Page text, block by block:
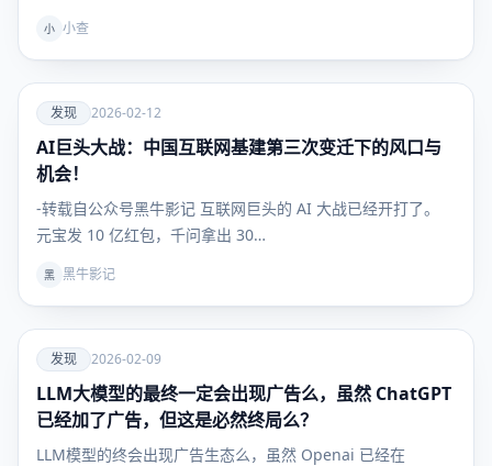
小 小查
爱
发现
发现 2026-02-12
AI巨头大战：中国互联网基建第三次变迁下的风口与
机会！
-转载自公众号黑牛影记 互联网巨头的 AI 大战已经开打了。
元宝发 10 亿红包，千问拿出 30…
黑 黑牛影记
爱
发现
发现 2026-02-09
LLM大模型的最终一定会出现广告么，虽然 ChatGPT
已经加了广告，但这是必然终局么？
LLM模型的终会出现广告生态么，虽然 Openai 已经在